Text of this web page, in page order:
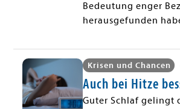
Bedeutung enger
herausgefunden
Krisen und Chancen
Auch bei Hitze
Guter Schlaf gelingt